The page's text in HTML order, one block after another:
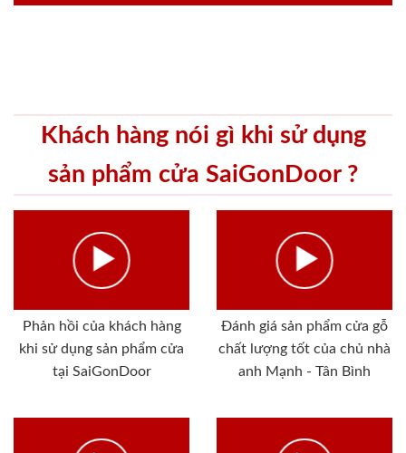
Khách hàng nói gì khi sử dụng
sản phẩm cửa SaiGonDoor ?
Phản hồi của khách hàng
khi sử dụng sản phẩm cửa
tại SaiGonDoor
Đánh giá sản phẩm cửa gỗ
chất lượng tốt của chủ nhà
anh Mạnh - Tân Bình